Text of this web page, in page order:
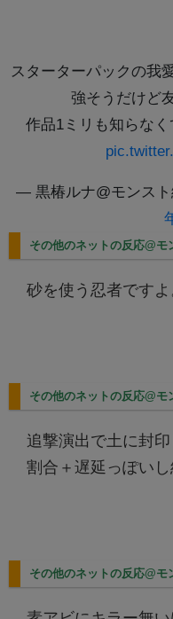
スターターパックの我
強そうだけど
作品1ミリも知らなく
— 黒椿ルナ@モンスト
その他のネットの反応@モ
砂を使う忍者ですよ
その他のネットの反応@モ
追撃演出で土に封
割合＋遅延っぽいし
その他のネットの反応@モ